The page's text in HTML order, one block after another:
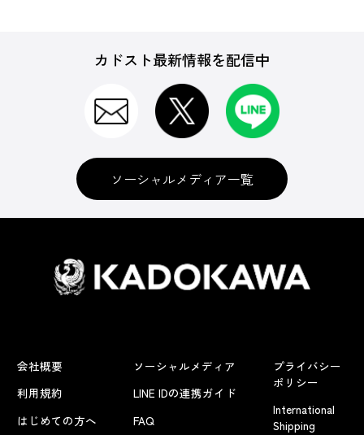
カドスト最新情報を配信中
ソーシャルメディア一覧
会社概要
利用規約
はじめての方へ
ソーシャルメディア
LINE IDの連携ガイド
FAQ
プライバシー
ポリシー
International
Shipping